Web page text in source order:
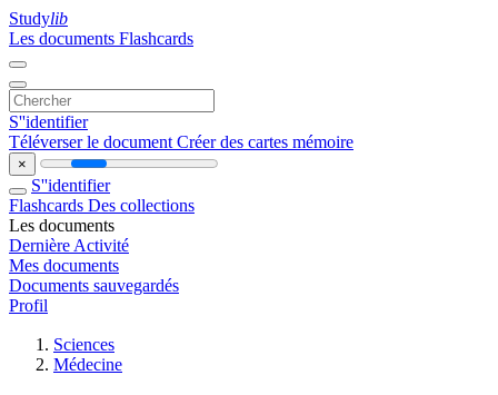
Studylib
Les documents Flashcards
S''identifier
Téléverser le document Créer des cartes mémoire
×
S''identifier
Flashcards Des collections
Les documents
Dernière Activité
Mes documents
Documents sauvegardés
Profil
Sciences
Médecine